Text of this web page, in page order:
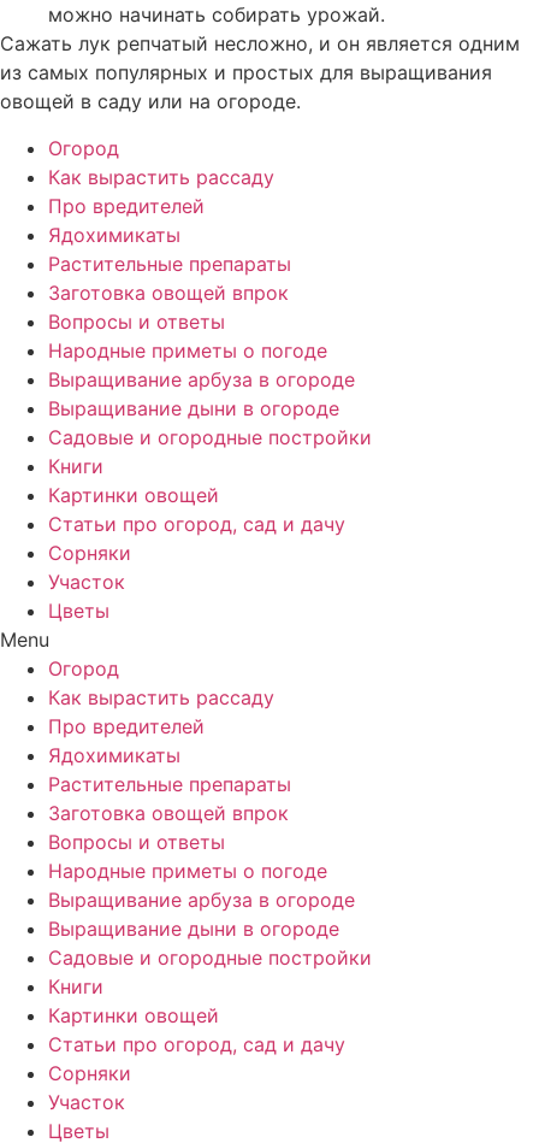
можно начинать собирать урожай.
Сажать лук репчатый несложно, и он является одним
из самых популярных и простых для выращивания
овощей в саду или на огороде.
Огород
Как вырастить рассаду
Про вредителей
Ядохимикаты
Растительные препараты
Заготовка овощей впрок
Вопросы и ответы
Народные приметы о погоде
Выращивание арбуза в огороде
Выращивание дыни в огороде
Садовые и огородные постройки
Книги
Картинки овощей
Статьи про огород, сад и дачу
Сорняки
Участок
Цветы
Menu
Огород
Как вырастить рассаду
Про вредителей
Ядохимикаты
Растительные препараты
Заготовка овощей впрок
Вопросы и ответы
Народные приметы о погоде
Выращивание арбуза в огороде
Выращивание дыни в огороде
Садовые и огородные постройки
Книги
Картинки овощей
Статьи про огород, сад и дачу
Сорняки
Участок
Цветы